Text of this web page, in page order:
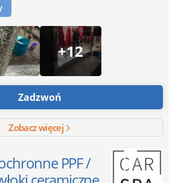
+12
Zadzwoń
Zobacz więcej
PPF /